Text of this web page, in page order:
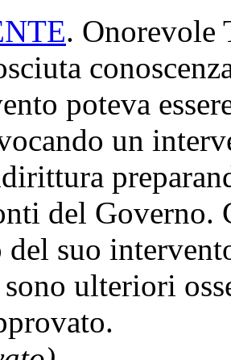
. Onorevole
poteva
un
del Governo.
del suo
ulteriori